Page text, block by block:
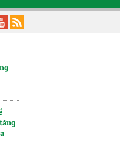
Bài 2: Những sáng kiến ấn